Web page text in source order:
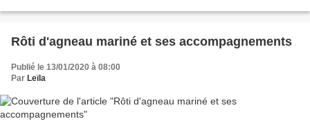
Rôti d'agneau mariné et ses accompagnements
Publié le 13/01/2020 à 08:00
Par Leïla